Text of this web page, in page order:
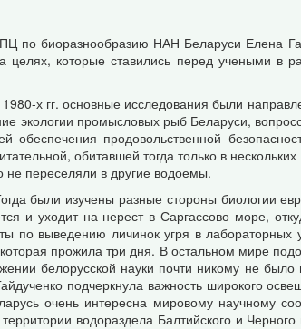
по биоразнообразию НАН Беларуси Елена
целях, которые ставились перед учеными в
х гг. основные исследования были
экологии промысловых рыб Беларуси,
продовольственной
обитавшей тогда только в
не переселяли в другие водоемы.
были изучены разные стороны биологии
и уходит на нерест в Саргассово море,
по выведению личинок угря в лабораторных
прожила три дня. В остальном мире
белорусской науки почти никому не было
подчеркнула важность широкого
очень интересна мировому научному
водораздела Балтийского и